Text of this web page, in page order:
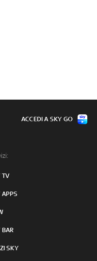
TV
APPS
BAR
SKY
ACCEDI A SKY GO